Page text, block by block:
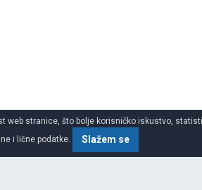
stranice, što bolje korisničko iskustvo,
ne i lične podatke. Slažem se